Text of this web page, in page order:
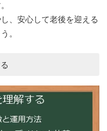
、安心して老後を迎える
。